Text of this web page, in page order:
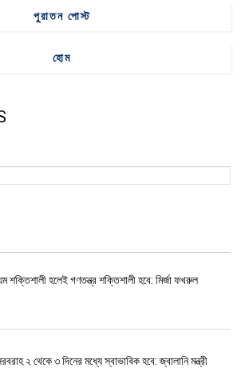
পুরাতন পোস্ট
হোম
শক্তিশালী হলেই গণতন্ত্র শক্তিশালী হবে: মির্জা ফখরুল
২ থেকে ৩ দিনের মধ্যে স্বাভাবিক হবে: জ্বালানি মন্ত্রী